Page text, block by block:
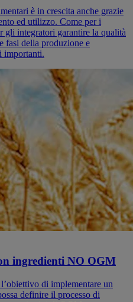
è in crescita anche grazie
ed utilizzo. Come per i
gli integratori garantire la qualità
fasi della produzione e
importanti.
ingredienti NO OGM
di implementare un
definire il processo di